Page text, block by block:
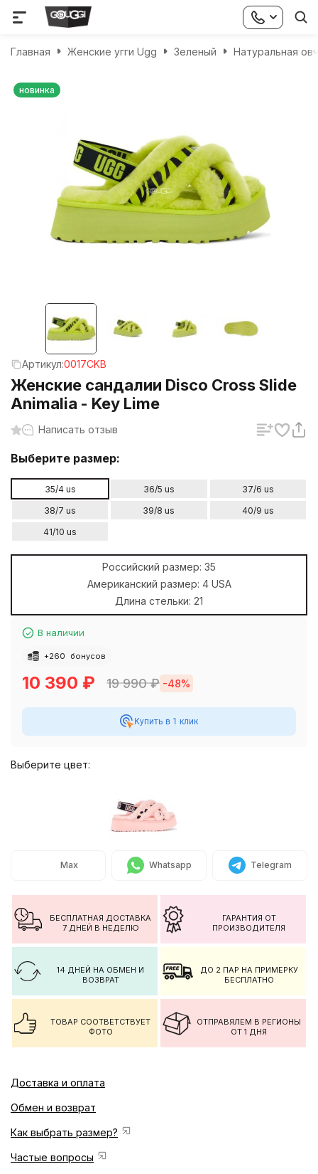
Главная Женские угги Ugg Зеленый Натуральная
новинка
Артикул:0017CKB
Женские сандалии Disco Cross Slide
Animalia - Key Lime
Написать отзыв
Выберите размер:
35/4 us 36/5 us
37/6 us
38/7 us
39/8 us
40/9 us
41/10 us
Российский размер: 35
Американский размер: 4 USA
Длина стельки: 21
В наличии
+260 бонусов
10 390 ₽ 19 990₽ -48%
Купить в 1 клик
Выберите цвет:
Max Whatsapp Telegram
БЕСПЛАТНАЯ ДОСТАВКА
7 ДНЕЙ В НЕДЕЛЮ
ГАРАНТИЯ ОТ
ПРОИЗВОДИТЕЛЯ
14 ДНЕЙ НА ОБМЕН И
ВОЗВРАТ
ДО 2 ПАР НА ПРИМЕРКУ
БЕСПЛАТНО
ТОВАР СООТВЕТСТВУЕТ
ФОТО
ОТПРАВЯЛЕМ В РЕГИОНЫ
ОТ 1 ДНЯ
Доставка и оплата
Обмен и возврат
Как выбрать размер?
Частые вопросы